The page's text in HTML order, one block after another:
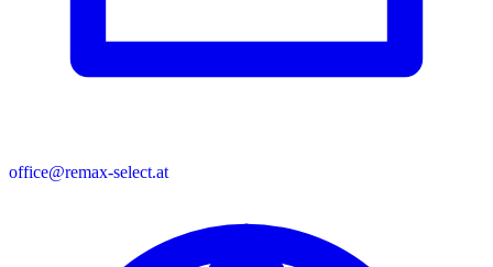
office@remax-select.at